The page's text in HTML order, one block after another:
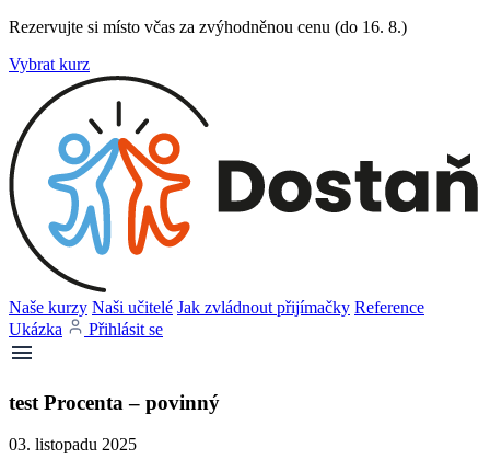
Rezervujte si místo včas za zvýhodněnou cenu (do 16. 8.)
Vybrat kurz
Naše kurzy Naši učitelé Jak zvládnout přijímačky Reference
Ukázka
Přihlásit se
test Procenta – povinný
03. listopadu 2025